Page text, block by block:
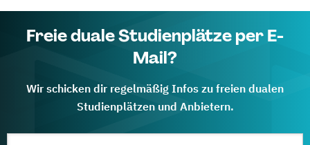
Freie duale Studienplätze per E-
Mail?
Wir schicken dir regelmäßig Infos zu freien dualen
Studienplätzen und Anbietern.